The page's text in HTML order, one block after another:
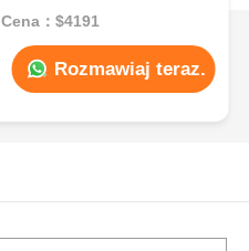
Cena：$4191
Rozmawiaj teraz.